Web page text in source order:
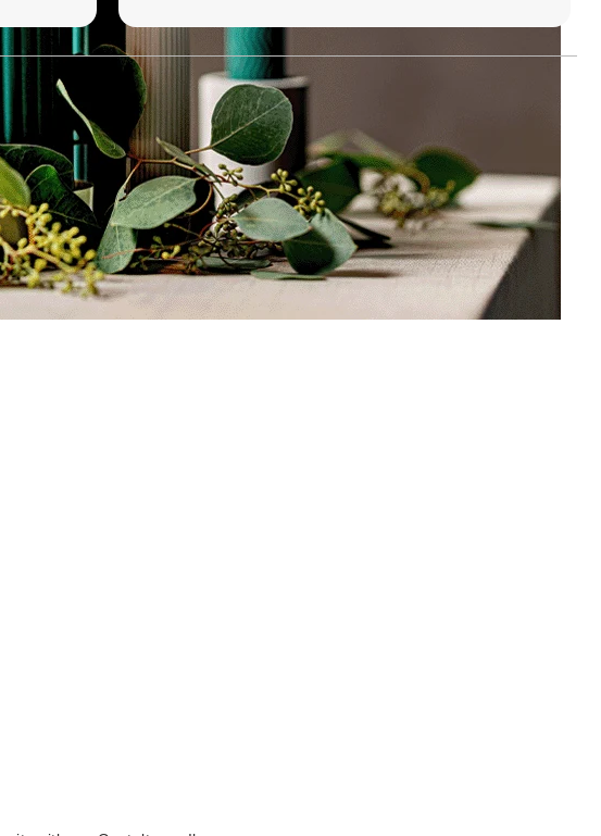
die in Deutschland aus 100%
hochwertige Kerze ideal für vielseitige
ein gleichmäßiges, ruhiges Brennverhalten
Design. Diese große
und eignet sich dank ihrer langen